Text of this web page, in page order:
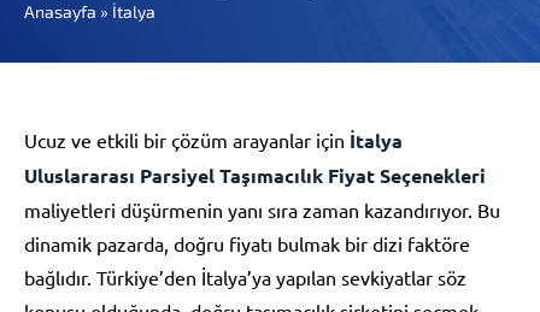
Anasayfa » İtalya
Ucuz ve etkili bir çözüm arayanlar için İtalya
Uluslararası Parsiyel Taşımacılık Fiyat Seçenekleri
maliyetleri düşürmenin yanı sıra zaman kazandırıyor. Bu
dinamik pazarda, doğru fiyatı bulmak bir dizi faktöre
bağlıdır. Türkiye’den İtalya’ya yapılan sevkiyatlar söz